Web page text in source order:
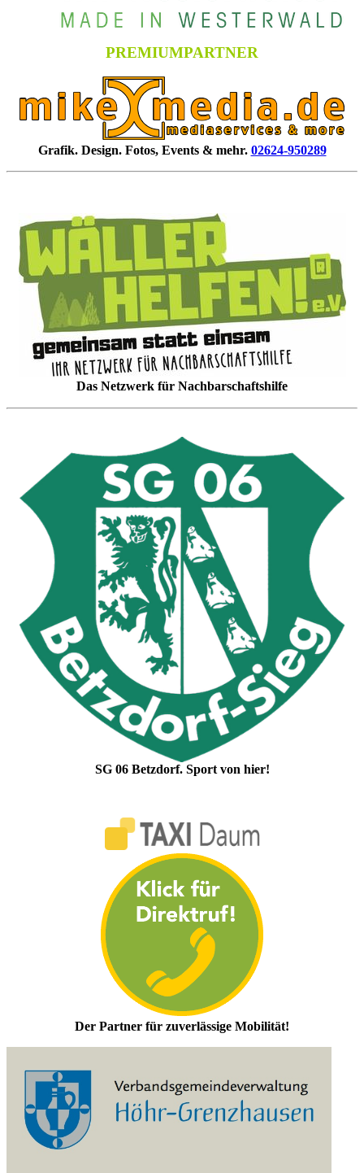
PREMIUMPARTNER
Grafik. Design. Fotos, Events & mehr. 02624-950289
Das Netzwerk für Nachbarschaftshilfe
SG 06 Betzdorf. Sport von hier!
Der Partner für zuverlässige Mobilität!